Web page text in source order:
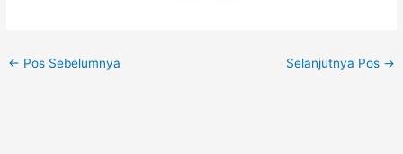
← Pos Sebelumnya Selanjutnya Pos →